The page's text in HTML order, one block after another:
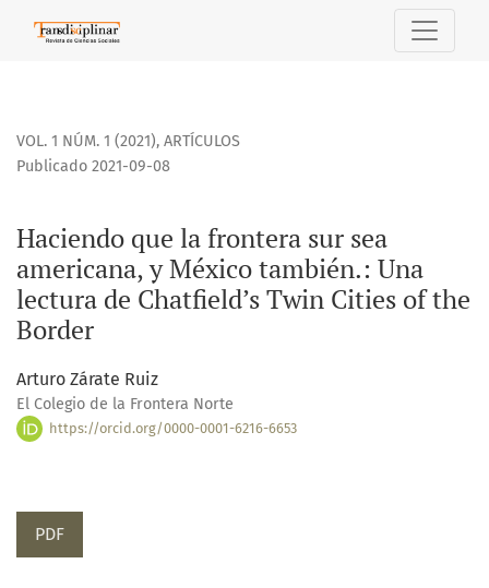
Haciendo que la frontera sur sea americana, y México
VOL. 1 NÚM. 1 (2021), ARTÍCULOS
Haciendo que la frontera sur sea
americana, y México también.: Una
lectura de Chatfield’s Twin Cities of the
Border
Publicado 2021-09-08
Arturo Zárate Ruiz
El Colegio de la Frontera Norte
https://orcid.org/0000-0001-6216-6653
PDF